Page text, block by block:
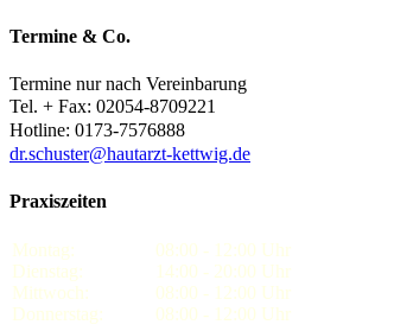
Termine & Co.
Termine nur nach Vereinbarung
Tel. + Fax: 02054-8709221
Hotline: 0173-7576888
dr.schuster@hautarzt-kettwig.de
Praxiszeiten
Montag:
Dienstag:
Mittwoch:
Donnerstag:
08:00 - 12:00 Uhr
14:00 - 20:00 Uhr
08:00 - 12:00 Uhr
08:00 - 12:00 Uhr